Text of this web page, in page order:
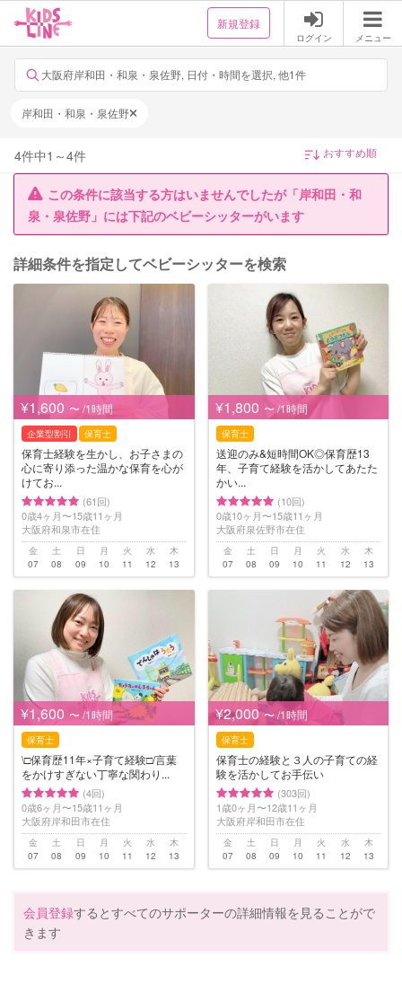
新規登録
ログイン メニュー
大阪府岸和田・和泉・泉佐野, 日付・時間を選択, 他1件
岸和田・和泉・泉佐野
4件中1 ～4件
この条件に該当する方はいませんでしたが「岸和田・和
泉・泉佐野」には下記のベビーシッターがいます
詳細条件を指定してベビーシッターを検索
¥1,600 〜 /1時間
企業型割引 保育士
保育士経験を生かし、お子さまの
心に寄り添った温かな保育を心が
けてお...
(61回)
0歳4ヶ月〜15歳11ヶ月
大阪府和泉市在住
金
07
土
08
日
09
月
10
火
11
水
12
木
13
¥1,800 〜 /1時間
保育士
送迎のみ&短時間OK◎保育歴13
年、子育て経験を活かしてあたた
かい...
(10回)
0歳10ヶ月〜15歳11ヶ月
大阪府泉佐野市在住
金
07
土
08
日
09
月
10
火
11
水
12
木
13
¥1,600 〜 /1時間
保育士
\□︎保育歴11年×子育て経験□︎/言葉
をかけすぎない丁寧な関わり...
(4回)
0歳6ヶ月〜15歳11ヶ月
大阪府岸和田市在住
金
07
土
08
日
09
月
10
火
11
水
12
木
13
¥2,000 〜 /1時間
保育士
保育士の経験と３人の子育ての経
験を活かしてお手伝い
(303回)
1歳0ヶ月〜12歳11ヶ月
大阪府岸和田市在住
金
07
土
08
日
09
月
10
火
11
水
12
木
13
会員登録するとすべてのサポーターの詳細情報を見ることがで
きます